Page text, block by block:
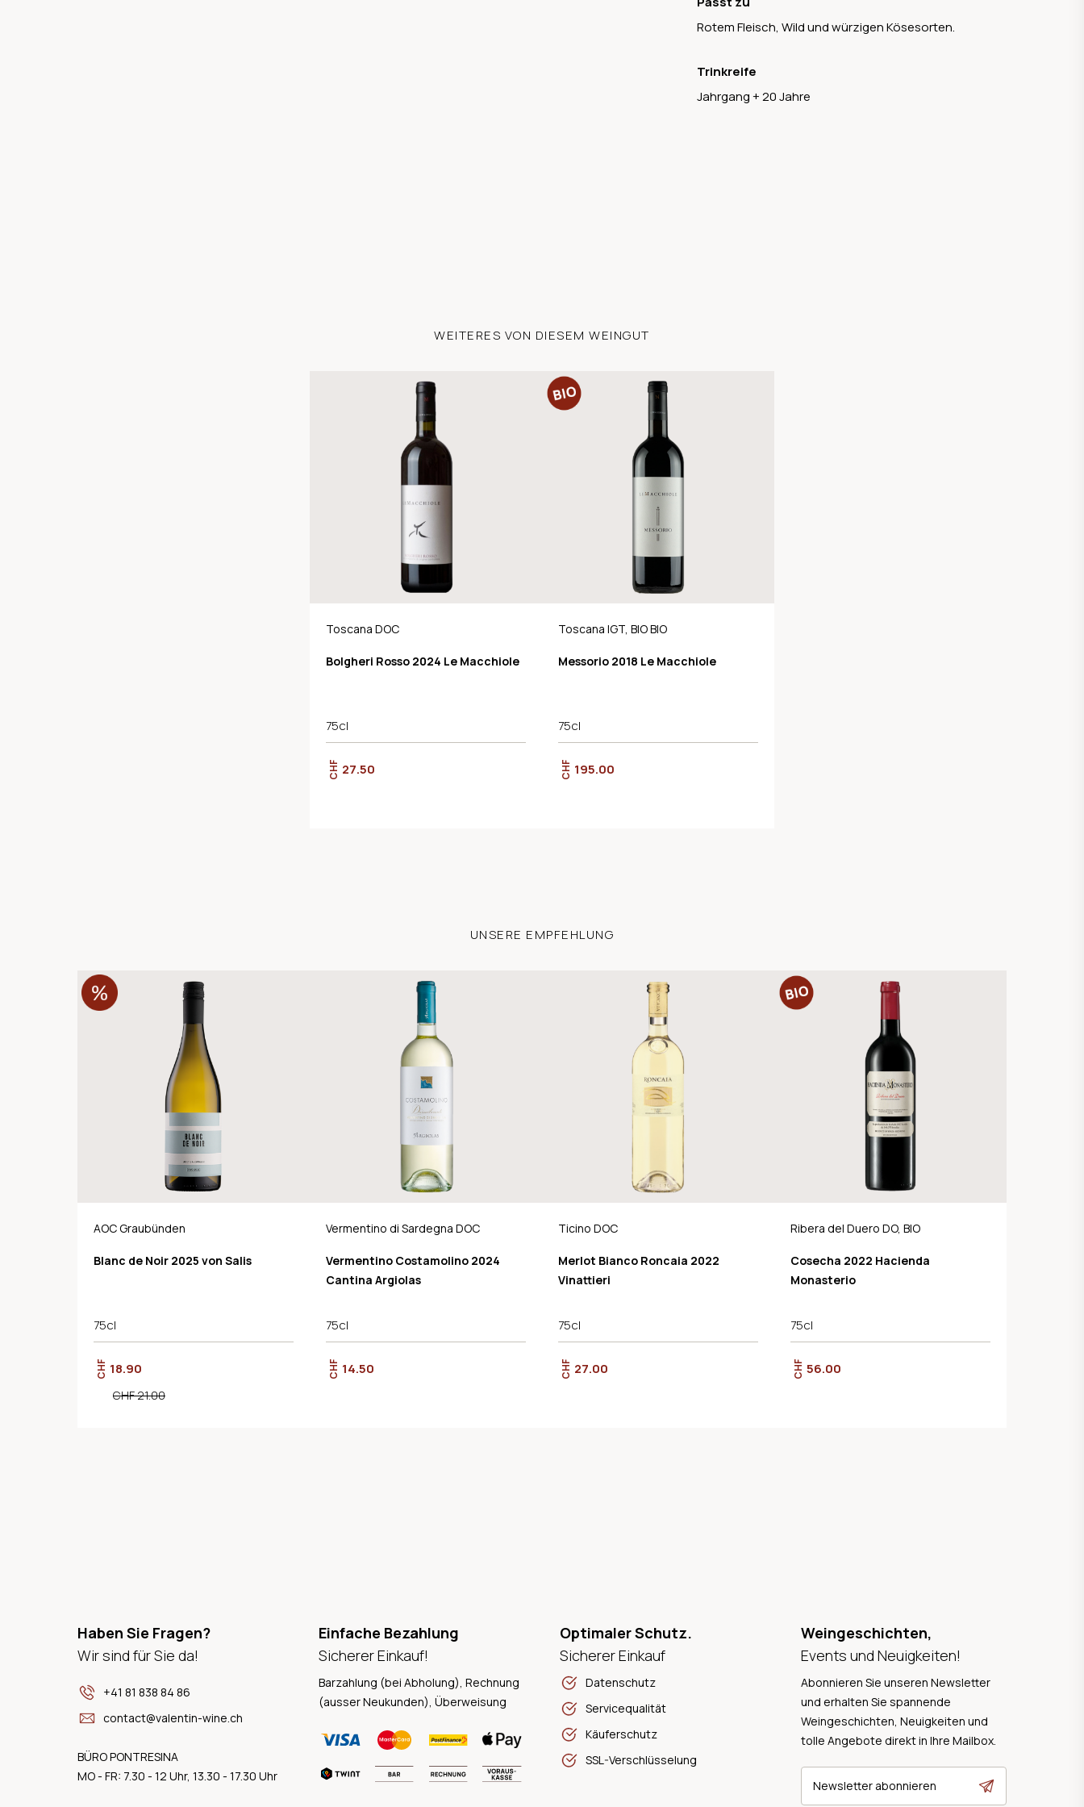
Rotem Fleisch, Wild und würzigen Kösesorten.
Trinkreife
Jahrgang + 20 Jahre
WEITERES VON DIESEM WEINGUT
Toscana DOC
Bolgheri Rosso 2024 Le Macchiole
75cl
CHF 27.50
Toscana IGT, BIO BIO
Messorio 2018 Le Macchiole
75cl
CHF 195.00
UNSERE EMPFEHLUNG
AOC Graubünden
Blanc de Noir 2025 von Salis
75cl
CHF 18.90
CHF 21.00
Vermentino di Sardegna DOC
Vermentino Costamolino 2024
Cantina Argiolas
75cl
CHF 14.50
Ticino DOC
Merlot Bianco Roncaia 2022
Vinattieri
75cl
CHF 27.00
Ribera del Duero DO, BIO
Cosecha 2022 Hacienda
Monasterio
75cl
CHF 56.00
Haben Sie Fragen?
Wir sind für Sie da!
+41 81 838 84 86
contact@valentin-wine.ch
BÜRO PONTRESINA
MO - FR: 7.30 - 12 Uhr, 13.30 - 17.30 Uhr
Einfache Bezahlung
Sicherer Einkauf!
Barzahlung (bei Abholung), Rechnung
(ausser Neukunden), Überweisung
Optimaler Schutz.
Sicherer Einkauf
Datenschutz
Servicequalität
Käuferschutz
SSL-Verschlüsselung
Weingeschichten,
Events und Neuigkeiten!
Abonnieren Sie unseren Newsletter
und erhalten Sie spannende
Weingeschichten, Neuigkeiten und
tolle Angebote direkt in Ihre Mailbox.
Newsletter abonnieren